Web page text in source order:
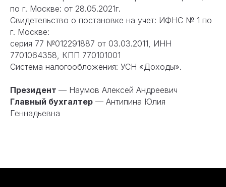
по г. Москве: от 28.05.2021г.
Свидетельство о постановке на учет: ИФНС № 1 по
г. Москве:
серия 77 №012291887 от 03.03.2011, ИНН
7701064358, КПП 770101001
Система налогообложения: УСН «Доходы».
Президент — Наумов Алексей Андреевич
Главный бухгалтер — Антипина Юлия
Геннадьевна